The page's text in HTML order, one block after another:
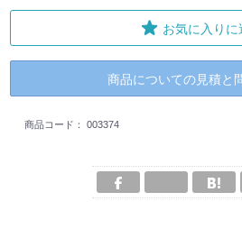
お気に入りに
商品についての見積と
商品コード： 003374